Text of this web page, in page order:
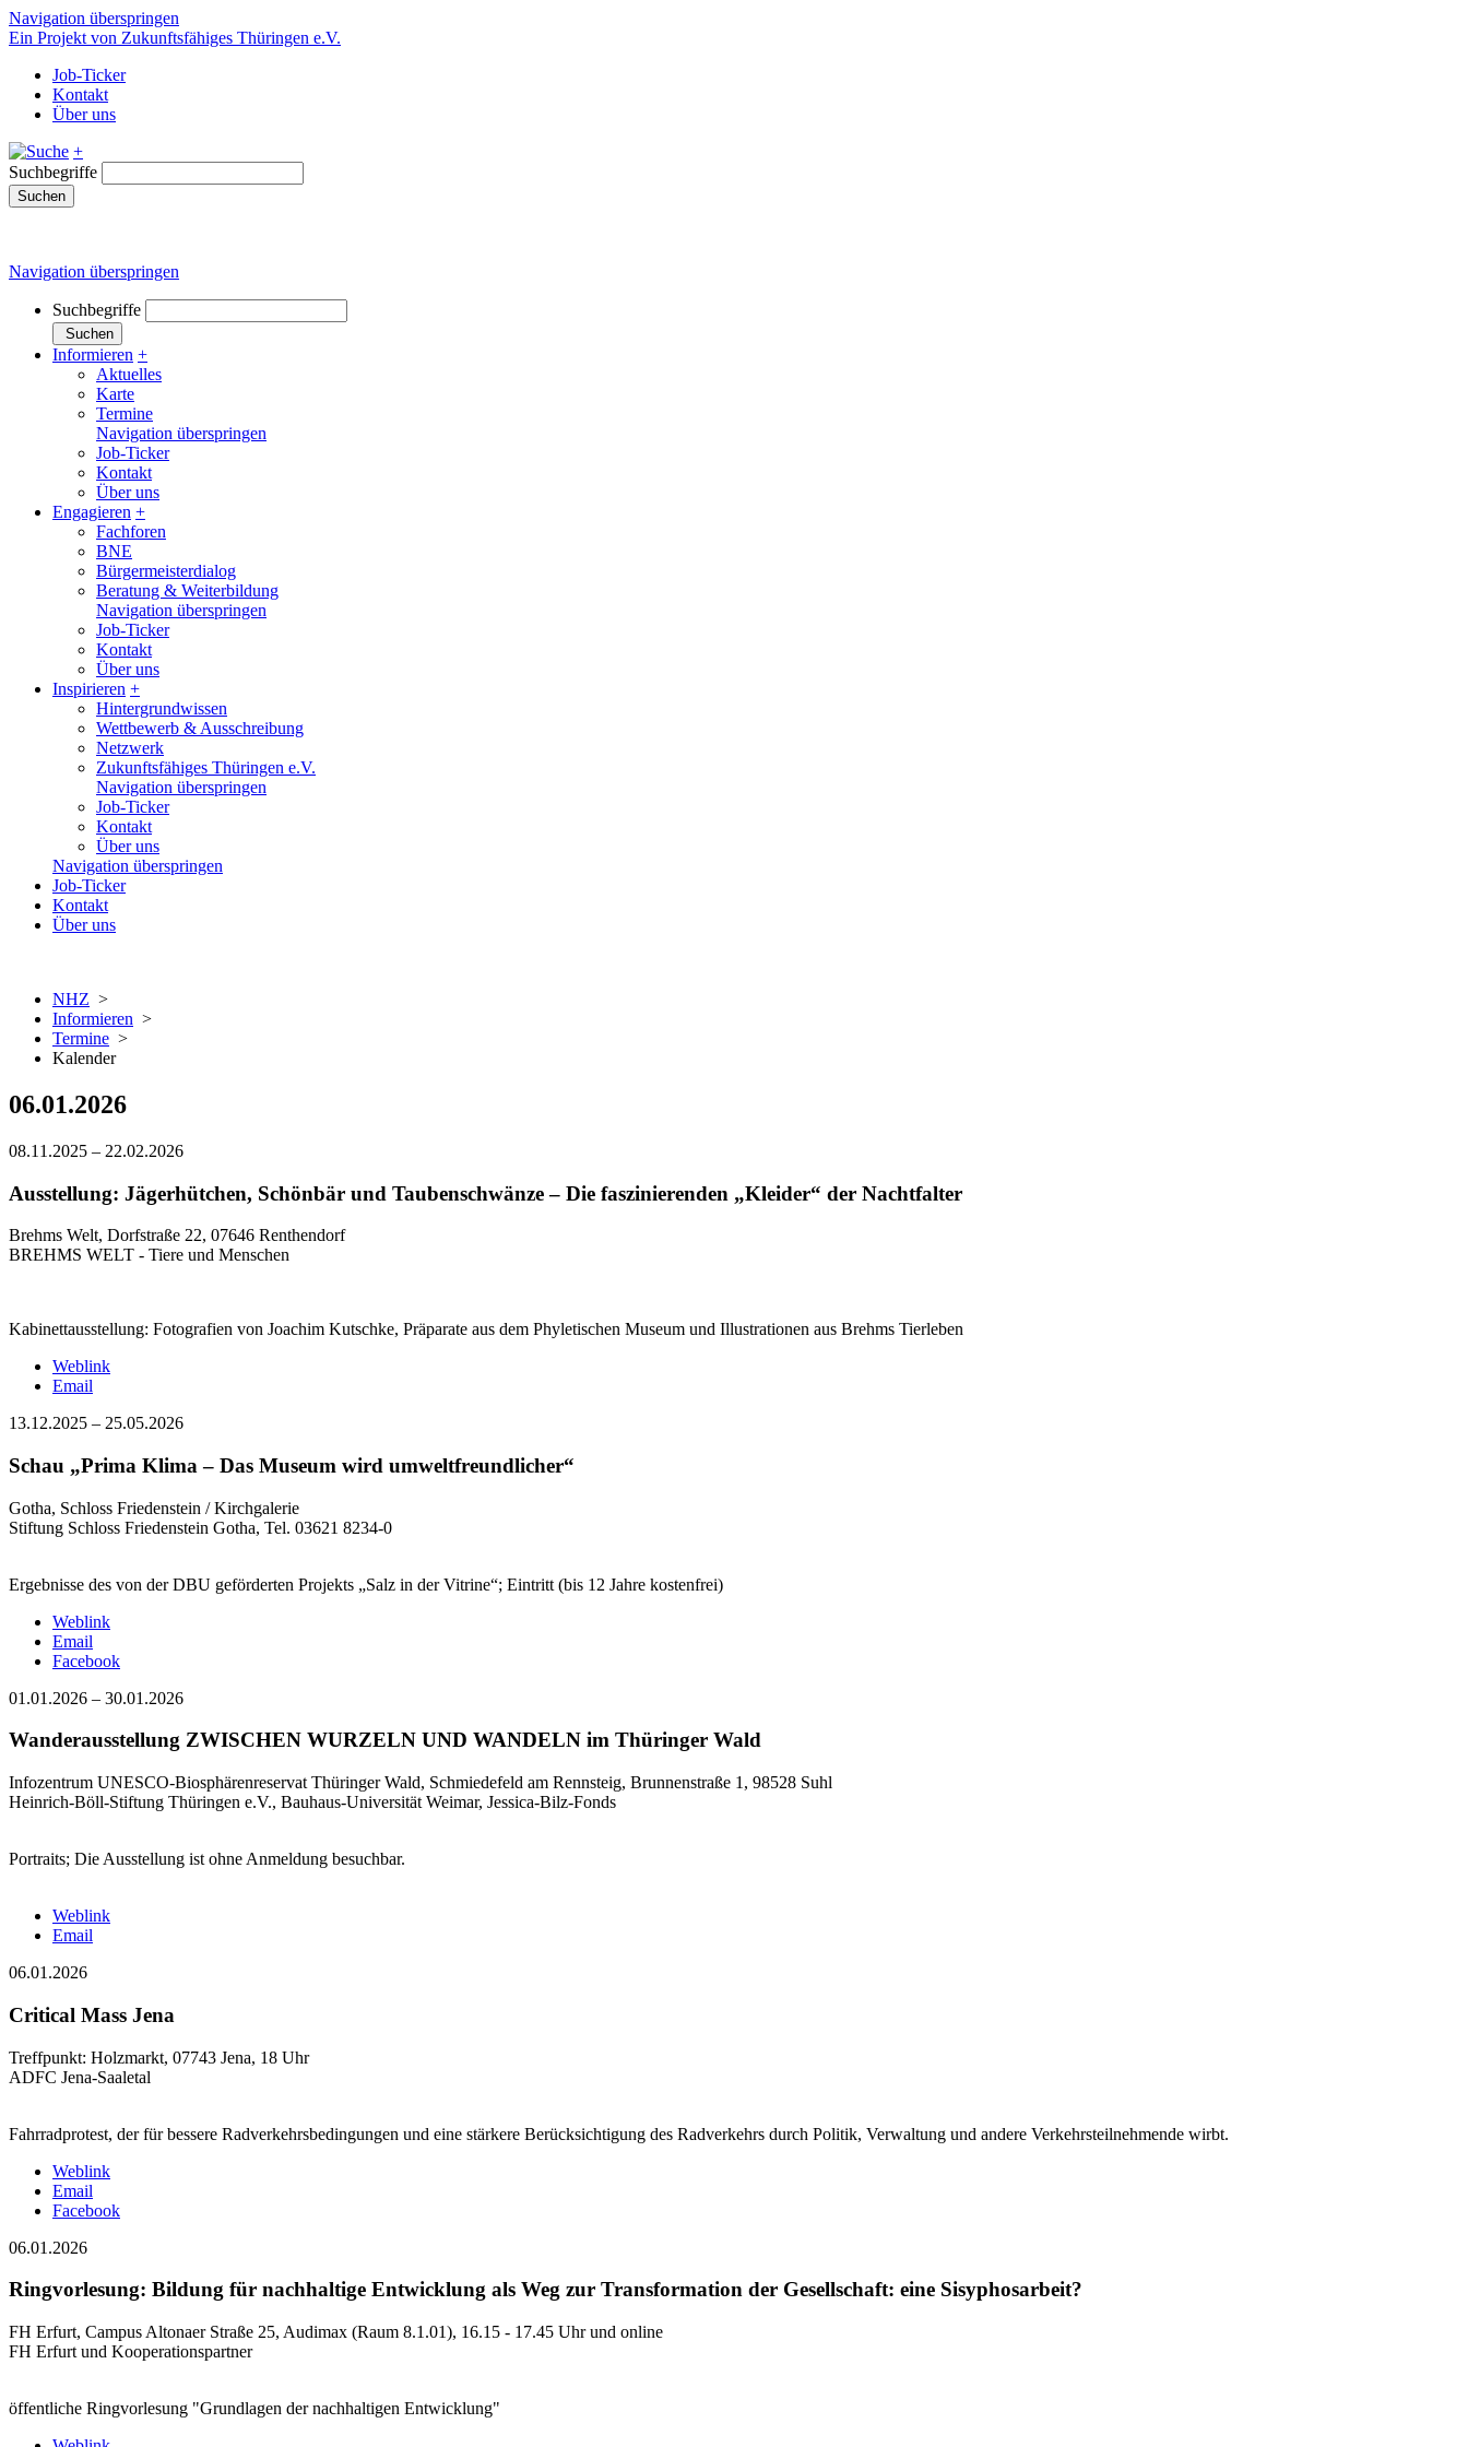
Navigation überspringen
Ein Projekt von Zukunftsfähiges Thüringen e.V.
Job-Ticker
Kontakt
Über uns
+
Suchbegriffe
Suchen
Navigation überspringen
Suchbegriffe
Suchen
Informieren +
Aktuelles
Karte
Termine
Navigation überspringen
Job-Ticker
Kontakt
Über uns
Engagieren +
Fachforen
BNE
Bürgermeisterdialog
Beratung & Weiterbildung
Navigation überspringen
Job-Ticker
Kontakt
Über uns
Inspirieren +
Hintergrundwissen
Wettbewerb & Ausschreibung
Netzwerk
Zukunftsfähiges Thüringen e.V.
Navigation überspringen
Job-Ticker
Kontakt
Über uns
Navigation überspringen
Job-Ticker
Kontakt
Über uns
NHZ >
Informieren >
Termine >
Kalender
06.01.2026
08.11.2025 – 22.02.2026
Ausstellung: Jägerhütchen, Schönbär und Taubenschwänze – Die faszinierenden „Kleider“ der Nachtfalter
Brehms Welt, Dorfstraße 22, 07646 Renthendorf
BREHMS WELT - Tiere und Menschen
Kabinettausstellung: Fotografien von Joachim Kutschke, Präparate aus dem Phyletischen Museum und Illustrationen aus Brehms Tierleben
Weblink
Email
13.12.2025 – 25.05.2026
Schau „Prima Klima – Das Museum wird umweltfreundlicher“
Gotha, Schloss Friedenstein / Kirchgalerie
Stiftung Schloss Friedenstein Gotha, Tel. 03621 8234-0
Ergebnisse des von der DBU geförderten Projekts „Salz in der Vitrine“; Eintritt (bis 12 Jahre kostenfrei)
Weblink
Email
Facebook
01.01.2026 – 30.01.2026
Wanderausstellung ZWISCHEN WURZELN UND WANDELN im Thüringer Wald
Infozentrum UNESCO-Biosphärenreservat Thüringer Wald, Schmiedefeld am Rennsteig, Brunnenstraße 1, 98528 Suhl
Heinrich-Böll-Stiftung Thüringen e.V., Bauhaus-Universität Weimar, Jessica-Bilz-Fonds
Portraits; Die Ausstellung ist ohne Anmeldung besuchbar.
Weblink
Email
06.01.2026
Critical Mass Jena
Treffpunkt: Holzmarkt, 07743 Jena, 18 Uhr
ADFC Jena-Saaletal
Fahrradprotest, der für bessere Radverkehrsbedingungen und eine stärkere Berücksichtigung des Radverkehrs durch Politik, Verwaltung und andere Verkehrsteilnehmende wirbt.
Weblink
Email
Facebook
06.01.2026
Ringvorlesung: Bildung für nachhaltige Entwicklung als Weg zur Transformation der Gesellschaft: eine Sisyphosarbeit?
FH Erfurt, Campus Altonaer Straße 25, Audimax (Raum 8.1.01), 16.15 - 17.45 Uhr und online
FH Erfurt und Kooperationspartner
öffentliche Ringvorlesung "Grundlagen der nachhaltigen Entwicklung"